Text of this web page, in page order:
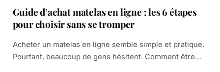
Guide d’achat matelas en ligne : les 6 étapes
pour choisir sans se tromper
Acheter un matelas en ligne semble simple et pratique.
Pourtant, beaucoup de gens hésitent. Comment être